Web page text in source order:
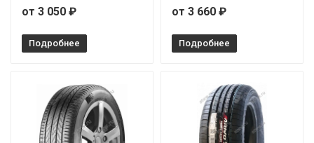
от 3 050 ₽
Подробнее
от 3 660 ₽
Подробнее